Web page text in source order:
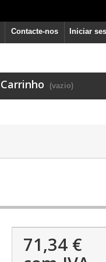
Iniciar
Contacte-nos
Carrinho (vazio)
71,34 €